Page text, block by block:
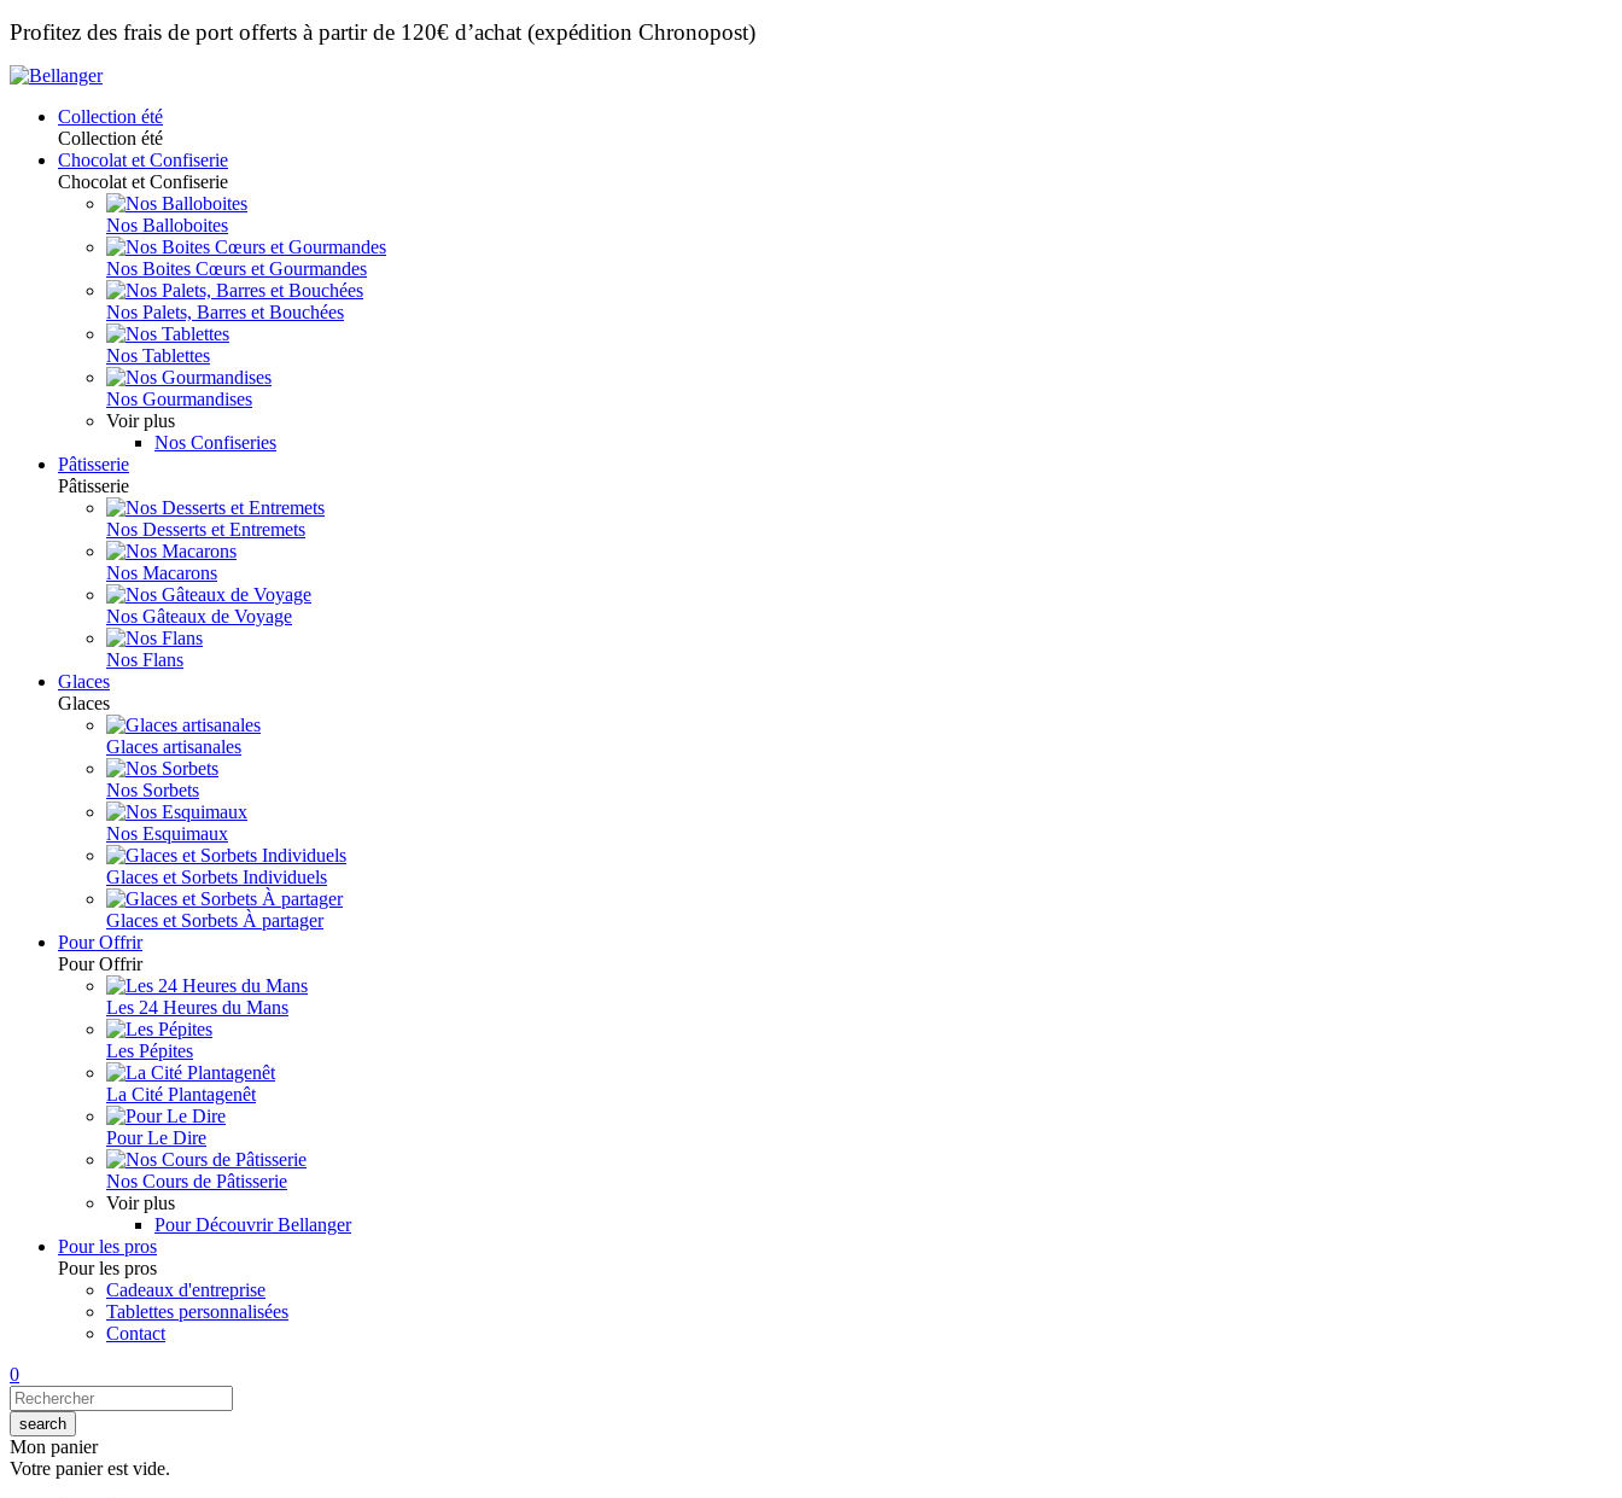
Profitez des frais de port offerts à partir de 120€ d’achat (expédition Chronopost)
Collection été
Collection été
Chocolat et Confiserie
Chocolat et Confiserie
Nos Balloboites
Nos Boites Cœurs et Gourmandes
Nos Palets, Barres et Bouchées
Nos Tablettes
Nos Gourmandises
Voir plus
Nos Confiseries
Pâtisserie
Pâtisserie
Nos Desserts et Entremets
Nos Macarons
Nos Gâteaux de Voyage
Nos Flans
Glaces
Glaces
Glaces artisanales
Nos Sorbets
Nos Esquimaux
Glaces et Sorbets Individuels
Glaces et Sorbets À partager
Pour Offrir
Pour Offrir
Les 24 Heures du Mans
Les Pépites
La Cité Plantagenêt
Pour Le Dire
Nos Cours de Pâtisserie
Voir plus
Pour Découvrir Bellanger
Pour les pros
Pour les pros
Cadeaux d'entreprise
Tablettes personnalisées
Contact
0
Mon panier
Votre panier est vide.